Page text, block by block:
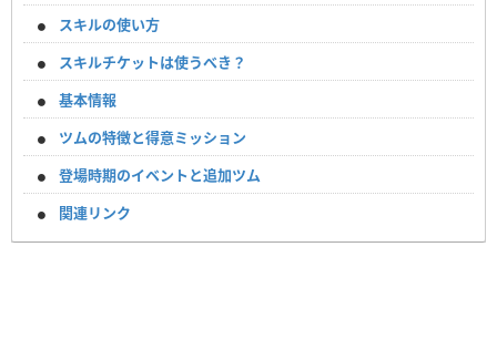
スキルの使い方
スキルチケットは使うべき？
基本情報
ツムの特徴と得意ミッション
登場時期のイベントと追加ツム
関連リンク